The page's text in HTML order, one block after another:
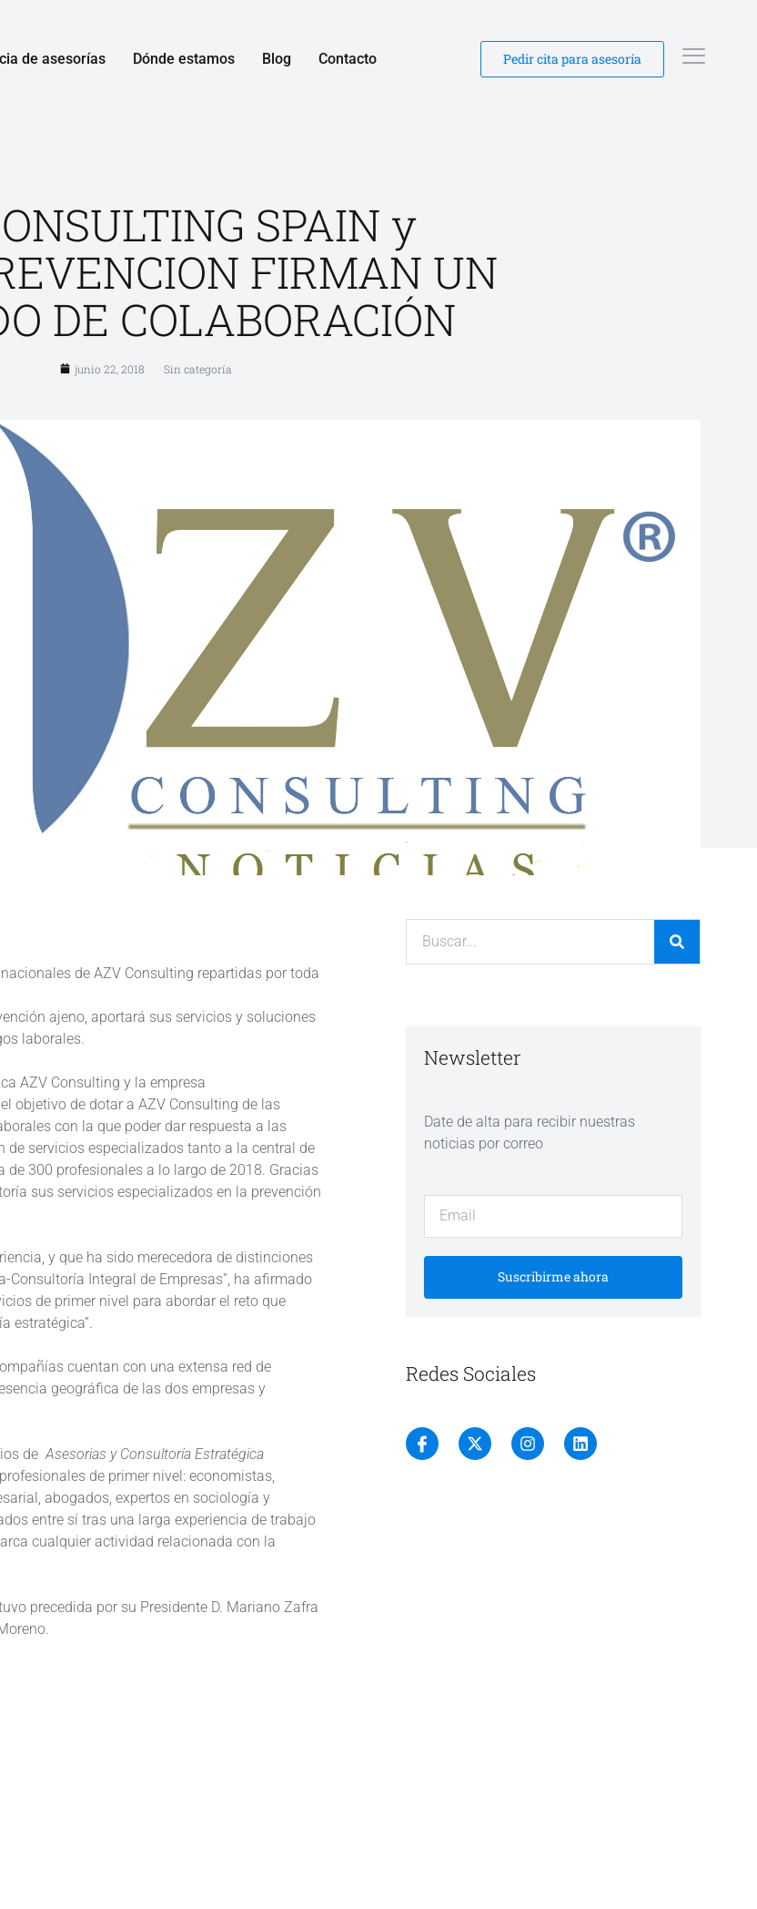
de asesorías Dónde estamos Blog Contacto Pedir cita para asesoría
SPAIN y
FIRMAN UN
DE COLABORACIÓN
junio 22, 2018 Sin categoría
de AZV Consulting repartidas por toda
ajeno, aportará sus servicios y soluciones
laborales.
AZV Consulting y la empresa
objetivo de dotar a AZV Consulting de las
con la que poder dar respuesta a las
de servicios especializados tanto a la central de
300 profesionales a lo largo de 2018. Gracias
sus servicios especializados en la prevención
y que ha sido merecedora de distinciones
Integral de Empresas”, ha afirmado
de primer nivel para abordar el reto que
estratégica”.
cuentan con una extensa red de
geográfica de las dos empresas y
deAsesorias y Consultoría Estratégica
de primer nivel: economistas,
abogados, expertos en sociología y
entre sí tras una larga experiencia de trabajo
cualquier actividad relacionada con la
precedida por su Presidente D. Mariano Zafra
Newsletter
Date de alta para recibir nuestras
noticias por correo
Suscribirme ahora
Redes Sociales